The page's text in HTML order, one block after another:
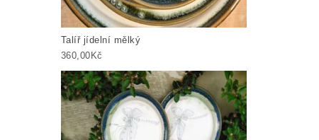
Talíř jídelní mělký
360,00Kč